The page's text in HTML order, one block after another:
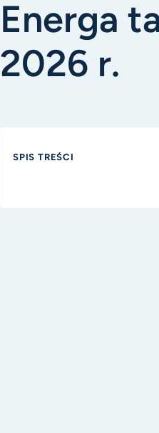
Energa
2026 r.
SPIS TREŚCI